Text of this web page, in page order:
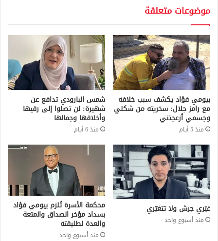
موضوعات متعلقة
بيومي فؤاد يكشف سبب خلافه
مع رامز جلال: سخريته من شكلي
وجسمي أزعجتني
منذ 5 أيام
شمس البارودي تدافع عن
شهيرة: لن تصلوا إلى رقيها
وأخلاقها وجمالها
منذ 6 أيام
غيّري جرش ولا تتغيّري
منذ أسبوع واحد
محكمة الأسرة تُلزم بيومي فؤاد
بسداد مؤخر الصداق والمتعة
والعدة لطليقته
منذ أسبوع واحد